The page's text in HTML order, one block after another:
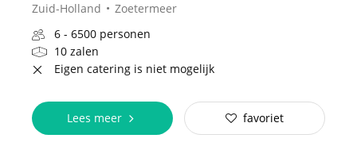
Zuid-Holland
Zoetermeer
6 - 6500 personen
10 zalen
Eigen catering is niet mogelijk
Lees meer favoriet